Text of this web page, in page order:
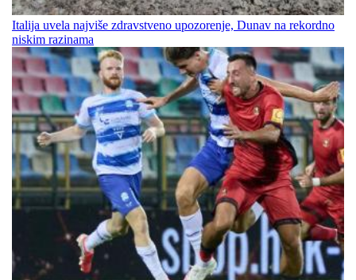
Italija uvela najviše zdravstveno upozorenje, Dunav na rekordno
niskim razinama